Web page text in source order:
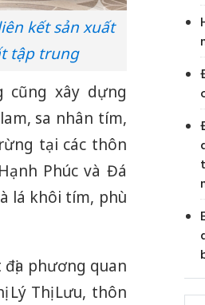
kết sản xuất
tập trung
xây dựng
sa nhân tím,
tại các thôn
Phúc và Đá
lá khôi tím, phù
phương quan
Thị Lưu, thôn